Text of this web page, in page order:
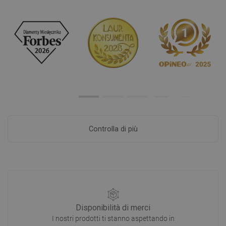
Controlla di più
Disponibilità di merci
I nostri prodotti ti stanno aspettando in